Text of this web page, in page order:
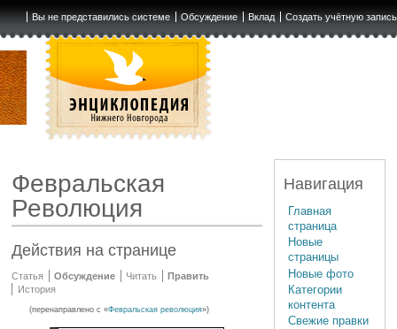
Вы не представились системе Обсуждение Вклад Создать учётную запись
Февральская
Революция
Действия на странице
Статья Обсуждение Читать
Править
История
(перенаправлено с «Февральская революция»)
Навигация
Главная
страница
Новые
страницы
Новые фото
Категории
контента
Свежие правки